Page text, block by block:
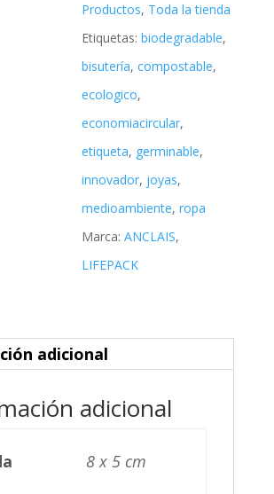
Productos, Toda la tienda
Etiquetas:biodegradable,
bisutería,compostable,
ecologico,
economiacircular,
etiqueta, germinable,
innovador, joyas,
medioambiente,ropa
Marca:ANCLAIS,
LIFEPACK
adicional
adicional
8 x 5 cm